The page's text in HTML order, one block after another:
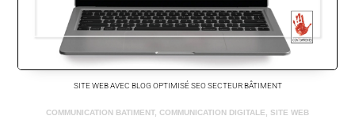
SITE WEB AVEC BLOG OPTIMISÉ SEO SECTEUR BÂTIMENT
COMMUNICATION BATIMENT, COMMUNICATION DIGITALE SITE WEB